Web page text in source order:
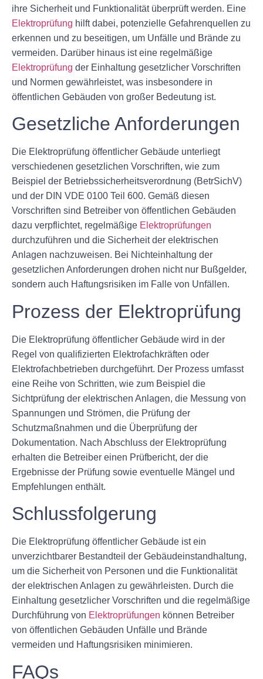
ihre Sicherheit und Funktionalität überprüft werden. Eine
Elektroprüfung hilft dabei, potenzielle Gefahrenquellen zu
erkennen und zu beseitigen, um Unfälle und Brände zu
vermeiden. Darüber hinaus ist eine regelmäßige
Elektroprüfung der Einhaltung gesetzlicher Vorschriften
und Normen gewährleistet, was insbesondere in
öffentlichen Gebäuden von großer Bedeutung ist.
Gesetzliche Anforderungen
Die Elektroprüfung öffentlicher Gebäude unterliegt
verschiedenen gesetzlichen Vorschriften, wie zum
Beispiel der Betriebssicherheitsverordnung (BetrSichV)
und der DIN VDE 0100 Teil 600. Gemäß diesen
Vorschriften sind Betreiber von öffentlichen Gebäuden
dazu verpflichtet, regelmäßige Elektroprüfungen
durchzuführen und die Sicherheit der elektrischen
Anlagen nachzuweisen. Bei Nichteinhaltung der
gesetzlichen Anforderungen drohen nicht nur Bußgelder,
sondern auch Haftungsrisiken im Falle von Unfällen.
Prozess der Elektroprüfung
Die Elektroprüfung öffentlicher Gebäude wird in der
Regel von qualifizierten Elektrofachkräften oder
Elektrofachbetrieben durchgeführt. Der Prozess umfasst
eine Reihe von Schritten, wie zum Beispiel die
Sichtprüfung der elektrischen Anlagen, die Messung von
Spannungen und Strömen, die Prüfung der
Schutzmaßnahmen und die Überprüfung der
Dokumentation. Nach Abschluss der Elektroprüfung
erhalten die Betreiber einen Prüfbericht, der die
Ergebnisse der Prüfung sowie eventuelle Mängel und
Empfehlungen enthält.
Schlussfolgerung
Die Elektroprüfung öffentlicher Gebäude ist ein
unverzichtbarer Bestandteil der Gebäudeinstandhaltung,
um die Sicherheit von Personen und die Funktionalität
der elektrischen Anlagen zu gewährleisten. Durch die
Einhaltung gesetzlicher Vorschriften und die regelmäßige
Durchführung von Elektroprüfungen können Betreiber
von öffentlichen Gebäuden Unfälle und Brände
vermeiden und Haftungsrisiken minimieren.
FAQs